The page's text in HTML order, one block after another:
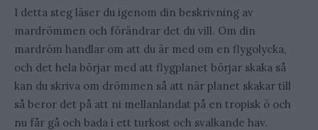
I detta steg läser du igenom din beskrivning av
mardrömmen och förändrar det du vill. Om din
mardröm handlar om att du är med om en flygolycka,
och det hela börjar med att flygplanet börjar skaka så
kan du skriva om drömmen så att när planet skakar till
så beror det på att ni mellanlandat på en tropisk ö och
nu får gå och bada i ett turkost och svalkande hav.